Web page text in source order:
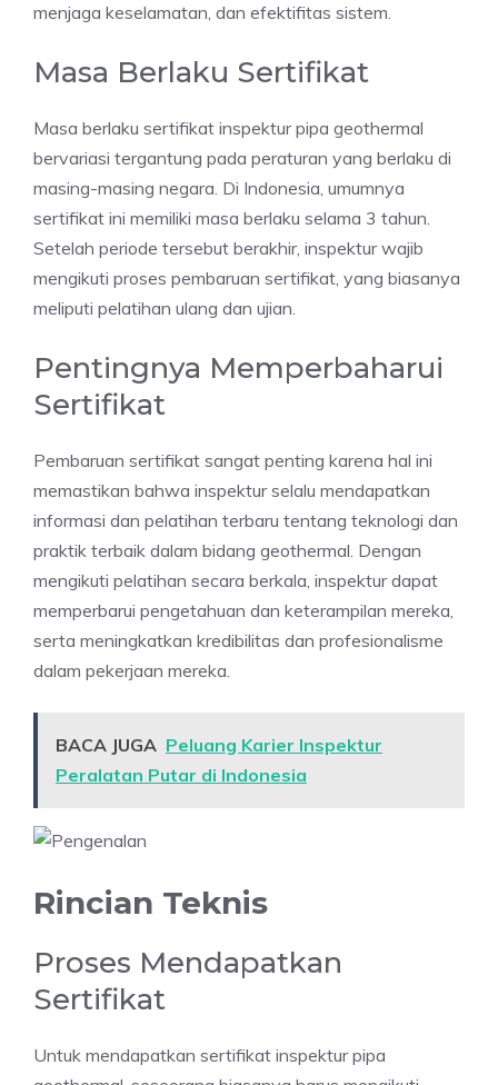
menjaga keselamatan, dan efektifitas sistem.
Masa Berlaku Sertifikat
Masa berlaku sertifikat inspektur pipa geothermal
bervariasi tergantung pada peraturan yang berlaku di
masing-masing negara. Di Indonesia, umumnya
sertifikat ini memiliki masa berlaku selama 3 tahun.
Setelah periode tersebut berakhir, inspektur wajib
mengikuti proses pembaruan sertifikat, yang biasanya
meliputi pelatihan ulang dan ujian.
Pentingnya Memperbaharui
Sertifikat
Pembaruan sertifikat sangat penting karena hal ini
memastikan bahwa inspektur selalu mendapatkan
informasi dan pelatihan terbaru tentang teknologi dan
praktik terbaik dalam bidang geothermal. Dengan
mengikuti pelatihan secara berkala, inspektur dapat
memperbarui pengetahuan dan keterampilan mereka,
serta meningkatkan kredibilitas dan profesionalisme
dalam pekerjaan mereka.
BACA JUGA Peluang Karier Inspektur
Peralatan Putar di Indonesia
Rincian Teknis
Proses Mendapatkan
Sertifikat
Untuk mendapatkan sertifikat inspektur pipa